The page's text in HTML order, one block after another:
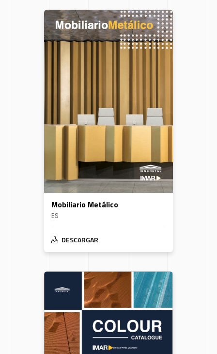
Mobiliario Metálico
ES
DESCARGAR